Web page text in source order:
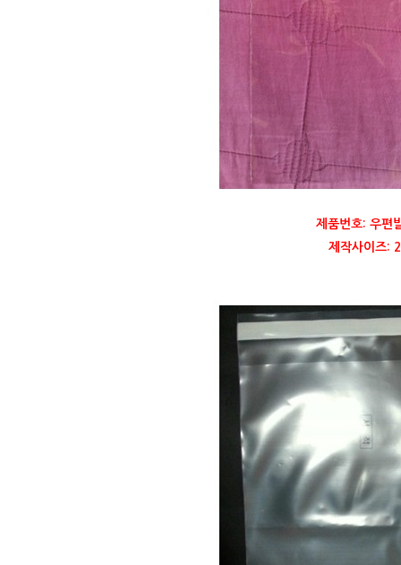
제품번호: 우편
제작사이즈: